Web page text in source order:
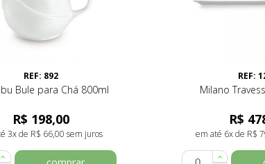
REF: 892
Bule para Chá 800ml
R$ 198,00
3x de R$ 66,00 sem juros
REF:
Milano
R$
em até 6x de R$